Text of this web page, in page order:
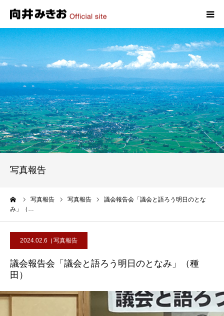
写真報告
写真報告 写真報告
議会報告会「議会と語ろう明日のとな
み」（…
2024.02.6 写真報告
議会報告会「議会と語ろう明日のとなみ」（種
田）
HOME
プロフィール
政策
活動報告